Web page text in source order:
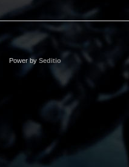
Power by Seditio